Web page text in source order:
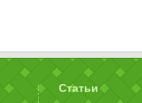
Статьи